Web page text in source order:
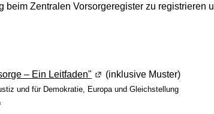
beim Zentralen Vorsorgeregister zu registrieren
– Ein Leitfaden" (Wird in einem neuen
(inklusive Muster)
und für Demokratie, Europa und Gleichstellung
in einem neuen Fenster geöffnet)